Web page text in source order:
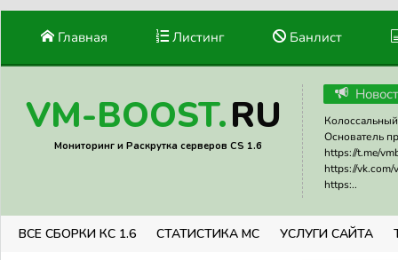
Главная Листинг Банлист
VM-BOOST.RU
Мониторинг и Раскрутка серверов CS 1.6
Основатель
https://t.me/
https://vk.com/
https:..
ВСЕ СБОРКИ КС 1.6 СТАТИСТИКА МС УСЛУГИ САЙТА